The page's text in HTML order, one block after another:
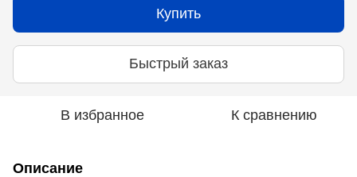
Купить
Быстрый заказ
В избранное К сравнению
Описание